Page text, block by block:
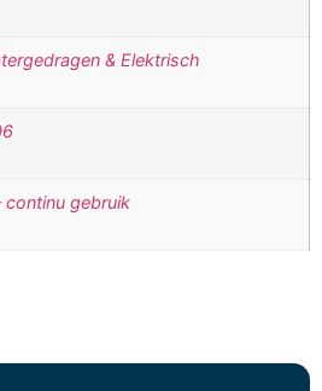
& Elektrisch
continu gebruik